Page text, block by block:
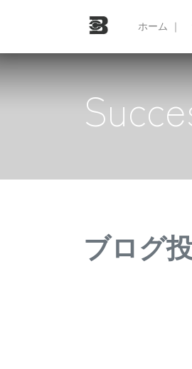
ホーム ｜
ブログ